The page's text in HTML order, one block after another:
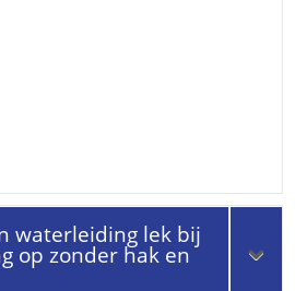
waterleiding lek bij
op zonder hak en